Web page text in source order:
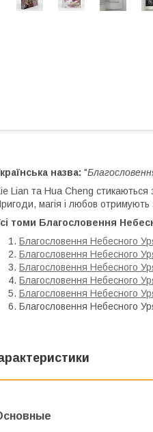
назва: "
Lian та Hua Cheng стикаються
магія і любов
томи Благословення
Благословення Небесного
Благословення Небесного
Благословення Небесного
Благословення Небесного
Благословення Небесного
Благословення Небесного